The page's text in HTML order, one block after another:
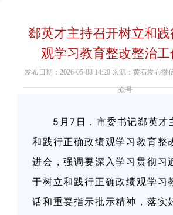
郄英才主持召开树立和
观学习教育整改整治
发布日期：2026-05-08 14:20 来源：黄石发布微
众号
5月7日，市委书记郄英才
和践行正确政绩观学习教育整
进会，强调要深入学习贯彻习
于树立和践行正确政绩观学习
话和重要指示批示精神，落实